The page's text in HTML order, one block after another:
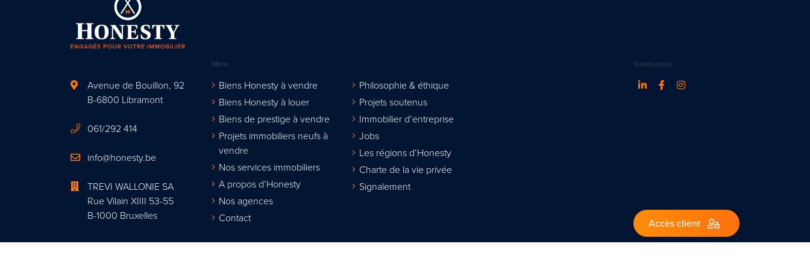
Avenue de Bouillon, 92
B-6800 Libramont
061/292 414
info@honesty.be
TREVI WALLONIE SA
Rue Vilain XIIII 53-55
B-1000 Bruxelles
Menu
Biens Honesty à vendre
Biens Honesty à louer
Biens de prestige à vendre
Projets immobiliers neufs à
vendre
Nos services immobiliers
A propos d’Honesty
Nos agences
Contact
Philosophie & éthique
Projets soutenus
Immobilier d’entreprise
Jobs
Les régions d’Honesty
Charte de la vie privée
Signalement
Suivez-nous
Accès client